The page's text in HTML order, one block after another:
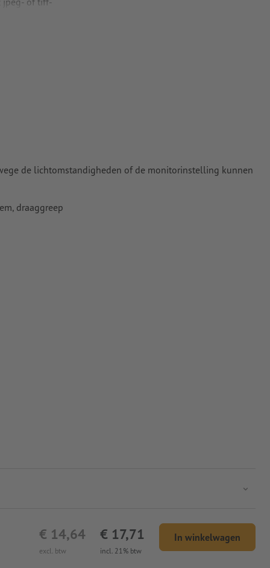
de lichtomstandigheden of de monitorinstelling kunnen
draaggreep
excl. btw
€ 14,64
incl. 21% btw
€ 17,71 In winkelwagen